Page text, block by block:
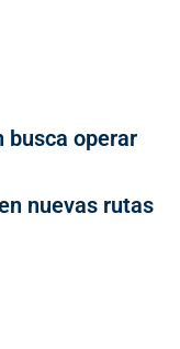
busca operar
nuevas rutas